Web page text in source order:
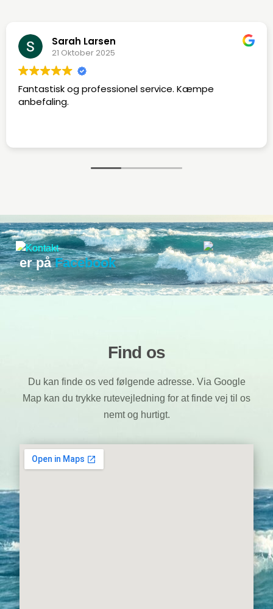
Sarah Larsen
21 Oktober 2025
Fantastisk og professionel service. Kæmpe
anbefaling.
er påFacebook
Find os
Du kan finde os ved følgende adresse. Via Google
Map kan du trykke rutevejledning for at finde vej til os
nemt og hurtigt.